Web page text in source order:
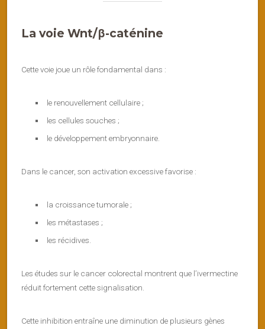
La voie Wnt/β-caténine
Cette voie joue un rôle fondamental dans :
le renouvellement cellulaire ;
les cellules souches ;
le développement embryonnaire.
Dans le cancer, son activation excessive favorise :
la croissance tumorale ;
les métastases ;
les récidives.
Les études sur le cancer colorectal montrent que l’ivermectine
réduit fortement cette signalisation.
Cette inhibition entraîne une diminution de plusieurs gènes